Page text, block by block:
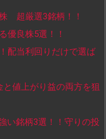
超厳選3銘柄！！
優良株5選！！
配当利回りだけで選ば
と値上がり益の両方を狙
い銘柄3選！！守りの投